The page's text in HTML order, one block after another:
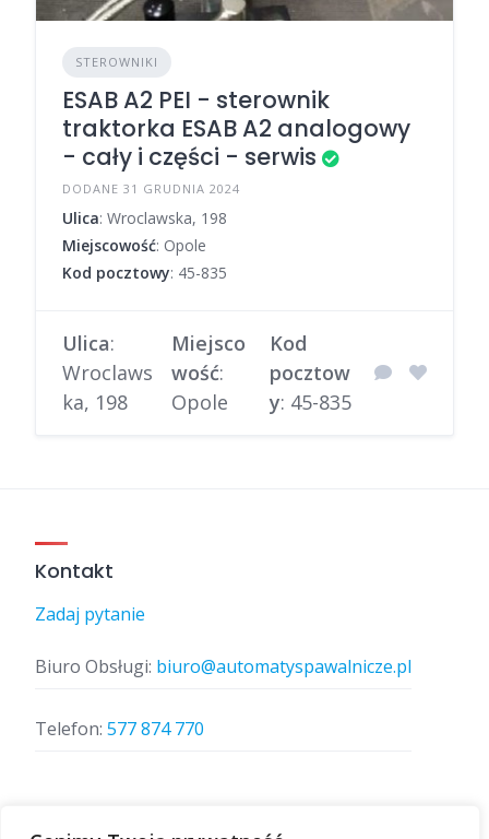
STEROWNIKI
ESAB A2 PEI - sterownik
traktorka ESAB A2 analogowy
- cały i części - serwis
DODANE 31 GRUDNIA 2024
Ulica: Wroclawska, 198
Miejscowość: Opole
Kod pocztowy: 45-835
Ulica:
Wroclaws
ka, 198
Miejsco
wość:
Opole
Kod
pocztow
y: 45-835
Kontakt
Zadaj pytanie
Biuro Obsługi: biuro@automatyspawalnicze.pl
Telefon: 577 874 770